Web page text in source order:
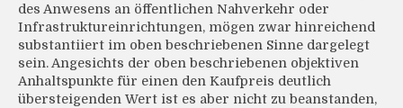
des Anwesens an öffentlichen Nahverkehr oder
Infrastruktureinrichtungen, mögen zwar hinreichend
substantiiert im oben beschriebenen Sinne dargelegt
sein. Angesichts der oben beschriebenen objektiven
Anhaltspunkte für einen den Kaufpreis deutlich
übersteigenden Wert ist es aber nicht zu beanstanden,